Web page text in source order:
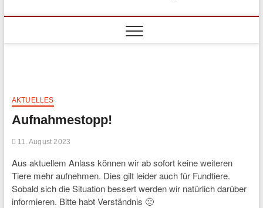
AKTUELLES
Aufnahmestopp!
11. August 2023
Aus aktuellem Anlass können wir ab sofort keine weiteren
Tiere mehr aufnehmen. Dies gilt leider auch für Fundtiere.
Sobald sich die Situation bessert werden wir natürlich darüber
informieren. Bitte habt Verständnis 🙁